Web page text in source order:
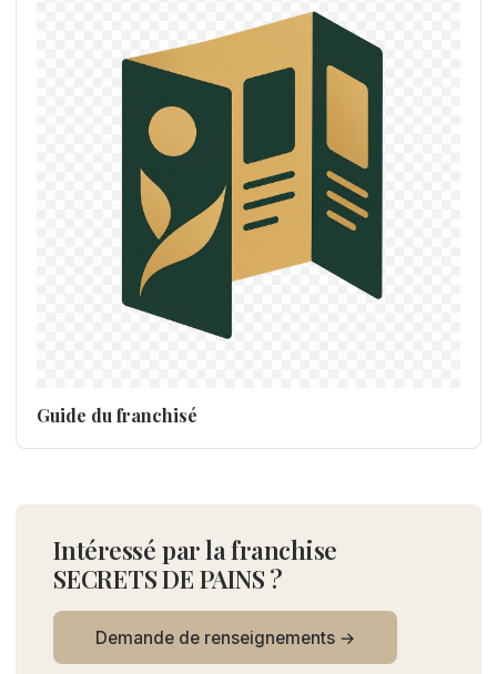
Guide du franchisé
Intéressé par la franchise
SECRETS DE PAINS ?
Demande de renseignements